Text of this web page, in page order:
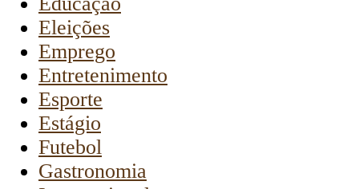
Eleições
Emprego
Entretenimento
Esporte
Estágio
Futebol
Gastronomia